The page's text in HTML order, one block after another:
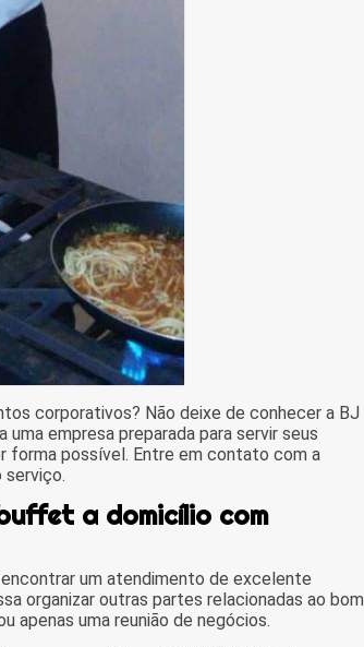
corporativos? Não deixe de conhecer a BJ
empresa preparada para servir seus
forma possível. Entre em contato com a
serviço.
a domicílio com
um atendimento de excelente
organizar outras partes relacionadas ao bom
apenas uma reunião de negócios.